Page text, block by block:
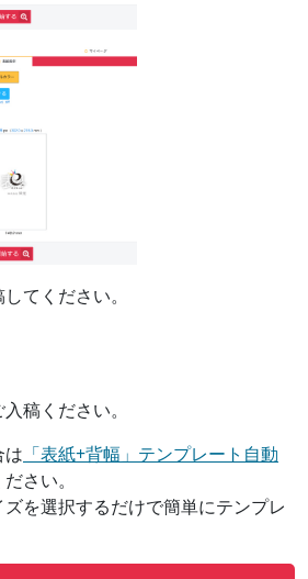
てください。
稿ください。
は 「表紙+背幅」テンプレート自動
さい。
を選択するだけで簡単にテンプレ